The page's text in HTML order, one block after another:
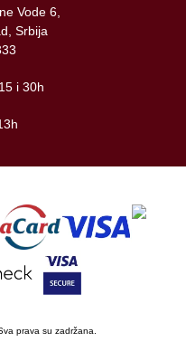
Vode 6,
Srbija
i 30h
prava su zadržana.